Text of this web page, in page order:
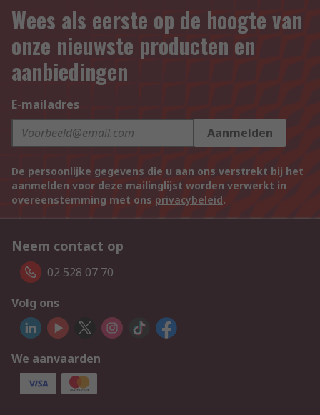
Wees als eerste op de hoogte van
onze nieuwste producten en
aanbiedingen
E-mailadres
Aanmelden
De persoonlijke gegevens die u aan ons verstrekt bij het
aanmelden voor deze mailinglijst worden verwerkt in
overeenstemming met ons privacybeleid.
Neem contact op
02 528 07 70
Volg ons
We aanvaarden